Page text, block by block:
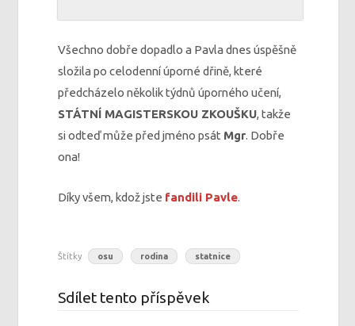
Všechno dobře dopadlo a Pavla dnes úspěšně
složila po celodenní úporné dřině, které
předcházelo několik týdnů úporného učení,
STÁTNÍ MAGISTERSKOU ZKOUŠKU, takže
si odteď může před jméno psát Mgr. Dobře
ona!
Díky všem, kdož jste fandili Pavle.
Štítky osu rodina statnice
Sdílet tento příspěvek